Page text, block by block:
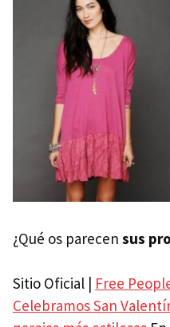
¿Qué os parecen sus
Sitio Oficial | Free
Celebramos San